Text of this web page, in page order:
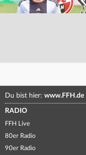
Du bist hier: www.FFH.de
RADIO
FFH Live
80er Radio
90er Radio